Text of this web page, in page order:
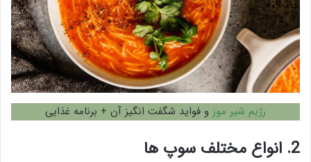
رژیم شیر موز و فواید شگفت انگیز آن + برنامه غذایی
2. انواع مختلف سوپ ها